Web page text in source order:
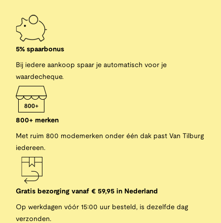
5% spaarbonus
Bij iedere aankoop spaar je automatisch voor je
waardecheque.
800+ merken
Met ruim 800 modemerken onder één dak past Van Tilburg
iedereen.
Gratis bezorging vanaf € 59,95 in Nederland
Op werkdagen vóór 15:00 uur besteld, is dezelfde dag
verzonden.